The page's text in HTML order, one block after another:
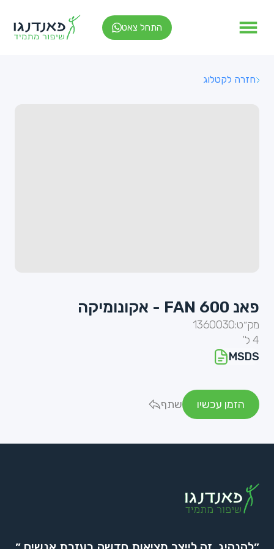
התחל צאט
חזרה לקטלוג
פאנ FAN 600 - אקונומיקה
מק״ט:1360030
4 ל'
MSDS
הזמן עכשיו שתף